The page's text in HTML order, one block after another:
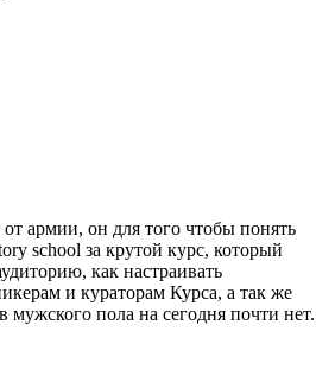
армии, он для того чтобы понять
school за крутой курс, который
как настраивать
и кураторам Курса, а так же
мужского пола на сегодня почти нет.